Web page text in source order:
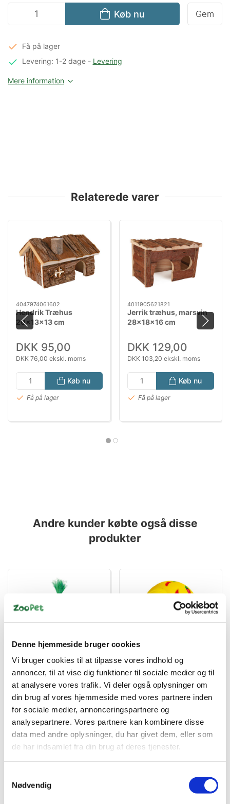
Denne hjemmeside bruger cookies
Vi bruger cookies til at tilpasse vores indhold og
annoncer, til at vise dig funktioner til sociale medier og til
at analysere vores trafik. Vi deler også oplysninger om
din brug af vores hjemmeside med vores partnere inden
for sociale medier, annonceringspartnere og
analysepartnere. Vores partnere kan kombinere disse
data med andre oplysninger, du har givet dem, eller som
de har indsamlet fra din brug af deres tjenester.
Nødvendig
Køb nu Gem
Få på lager
Levering: 1-2 dage- Levering
Mere information
Relaterede varer
4047974061602
Hendrik Træhus
20x13x13 cm
DKK 95,00
DKK 76,00 ekskl. moms
Køb nu
Få på lager
4011905621821
Jerrik træhus, marsvin
28x18x16 cm
DKK 129,00
DKK 103,20 ekskl. moms
Køb nu
Få på lager
Andre kunder købte også disse
produkter
Sisalgrøntsager, 2 stk.
DKK 25,00
DKK 20,00 ekskl. moms
Køb nu
På lager
Aktivitetsbold til
gnavere ø7c
DKK 35,00
DKK 28,00 ekskl. moms
Køb nu
På lager